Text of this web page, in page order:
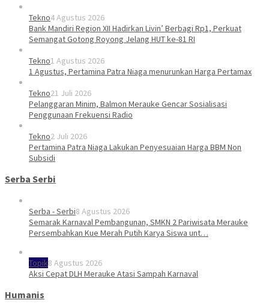
Tekno4 Agustus 2026
Bank Mandiri Region XII Hadirkan Livin’ Berbagi Rp1, Perkuat
Semangat Gotong Royong Jelang HUT ke-81 RI
Tekno1 Agustus 2026
1 Agustus, Pertamina Patra Niaga menurunkan Harga Pertamax
Tekno21 Juli 2026
Pelanggaran Minim, Balmon Merauke Gencar Sosialisasi
Penggunaan Frekuensi Radio
Tekno2 Juli 2026
Pertamina Patra Niaga Lakukan Penyesuaian Harga BBM Non
Subsidi
Serba Serbi
Serba - Serbi8 Agustus 2026
Semarak Karnaval Pembangunan, SMKN 2 Pariwisata Merauke
Persembahkan Kue Merah Putih Karya Siswa unt…
Topik8 Agustus 2026
Aksi Cepat DLH Merauke Atasi Sampah Karnaval
Humanis